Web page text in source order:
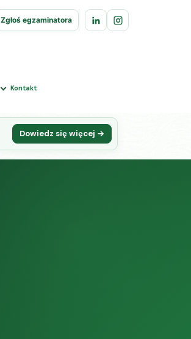
Zgłoś egzaminatora
Kontakt
Dowiedz się więcej →